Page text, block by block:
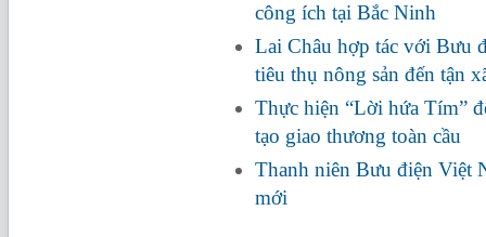
công ích tại Bắc Ninh
Lai Châu hợp tác với Bưu
tiêu thụ nông sản đến tận
Thực hiện “Lời hứa Tím”
tạo giao thương toàn cầu
Thanh niên Bưu điện Việt
mới